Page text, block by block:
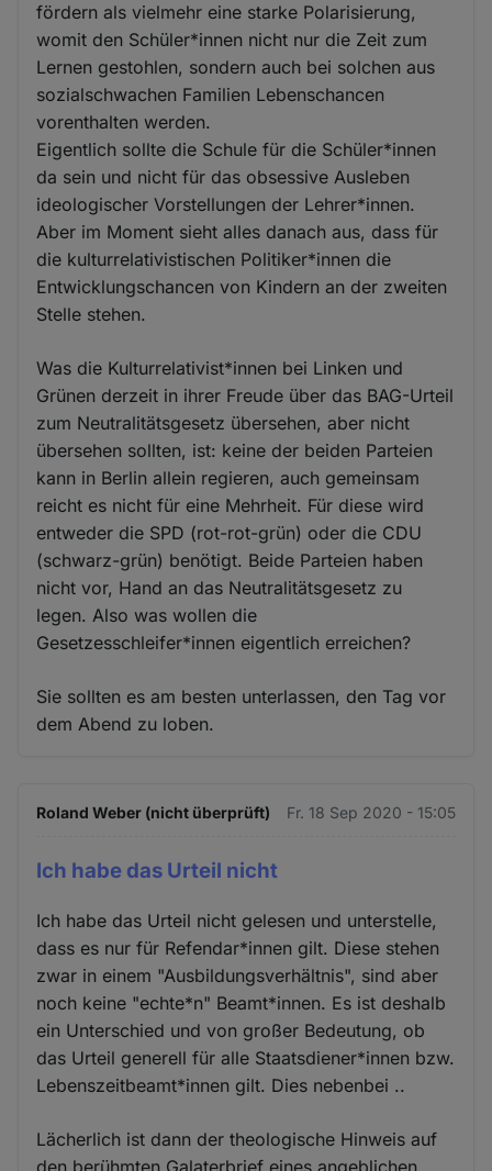
fördern als vielmehr eine starke Polarisierung,
womit den Schüler*innen nicht nur die Zeit zum
Lernen gestohlen, sondern auch bei solchen aus
sozialschwachen Familien Lebenschancen
vorenthalten werden.
Eigentlich sollte die Schule für die Schüler*innen
da sein und nicht für das obsessive Ausleben
ideologischer Vorstellungen der Lehrer*innen.
Aber im Moment sieht alles danach aus, dass für
die kulturrelativistischen Politiker*innen die
Entwicklungschancen von Kindern an der zweiten
Stelle stehen.
Was die Kulturrelativist*innen bei Linken und
Grünen derzeit in ihrer Freude über das BAG-Urteil
zum Neutralitätsgesetz übersehen, aber nicht
übersehen sollten, ist: keine der beiden Parteien
kann in Berlin allein regieren, auch gemeinsam
reicht es nicht für eine Mehrheit. Für diese wird
entweder die SPD (rot-rot-grün) oder die CDU
(schwarz-grün) benötigt. Beide Parteien haben
nicht vor, Hand an das Neutralitätsgesetz zu
legen. Also was wollen die
Gesetzesschleifer*innen eigentlich erreichen?
Sie sollten es am besten unterlassen, den Tag vor
dem Abend zu loben.
Roland Weber (nicht überprüft) Fr. 18 Sep 2020 - 15:05
Ich habe das Urteil nicht
Ich habe das Urteil nicht gelesen und unterstelle,
dass es nur für Refendar*innen gilt. Diese stehen
zwar in einem "Ausbildungsverhältnis", sind aber
noch keine "echte*n" Beamt*innen. Es ist deshalb
ein Unterschied und von großer Bedeutung, ob
das Urteil generell für alle Staatsdiener*innen bzw.
Lebenszeitbeamt*innen gilt. Dies nebenbei ..
Lächerlich ist dann der theologische Hinweis auf